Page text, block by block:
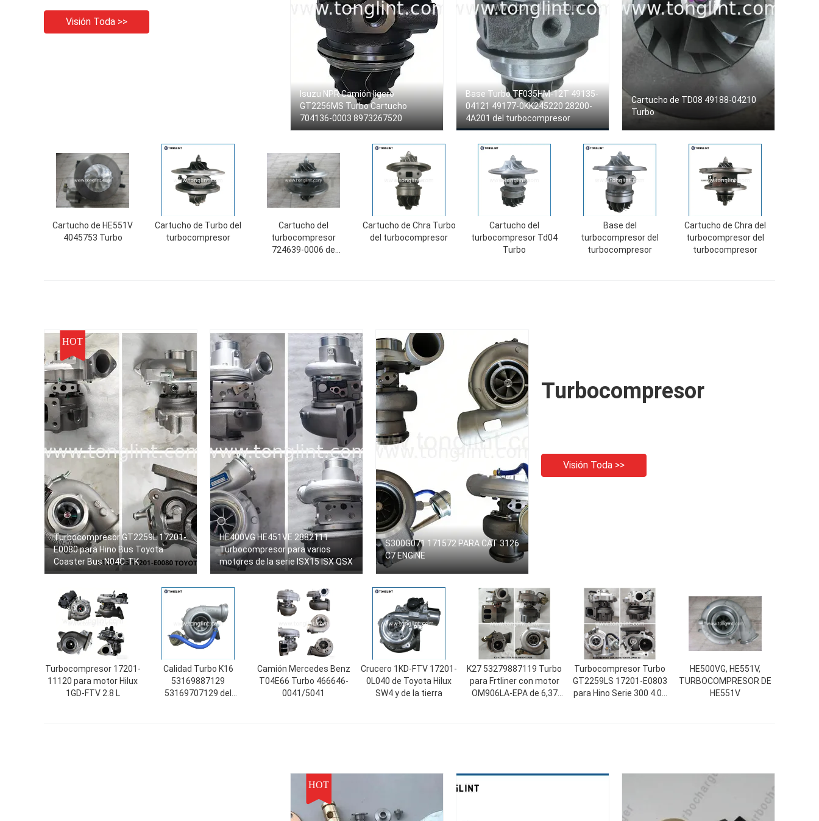
Visión Toda >>
Isuzu NPR Camión ligero
GT2256MS Turbo Cartucho
704136-0003 8973267520
Base Turbo TF035HM-12T 49135-
04121 49177-0KK245220 28200-
4A201 del turbocompresor
Cartucho de TD08 49188-04210
Turbo
Cartucho de HE551V
4045753 Turbo
Cartucho de Turbo del
turbocompresor
Cartucho del
turbocompresor
724639-0006 de
Cartucho de Chra Turbo
del turbocompresor
Cartucho del
turbocompresor Td04
Turbo
Base del
turbocompresor del
turbocompresor
Cartucho de Chra del
turbocompresor del
turbocompresor
HOT
Turbocompresor GT2259L 17201-
E0080 para Hino Bus Toyota
Coaster Bus N04C-TK
HE400VG HE451VE 2882111
Turbocompresor para varios
motores de la serie ISX15 ISX QSX
S300G071 171572 PARA CAT 3126
C7 ENGINE
Turbocompresor
Visión Toda >>
Turbocompresor 17201-
11120 para motor Hilux
1GD-FTV 2.8 L
Calidad Turbo K16
53169887129
53169707129 del
Camión Mercedes Benz
T04E66 Turbo 466646-
0041/5041
Crucero 1KD-FTV 17201-
0L040 de Toyota Hilux
SW4 y de la tierra
K27 53279887119 Turbo
para Frtliner con motor
OM906LA-EPA de 6,37
Turbocompresor Turbo
GT2259LS 17201-E0803
para Hino Serie 300 4.0L
HE500VG, HE551V,
TURBOCOMPRESOR DE
HE551V
HOT